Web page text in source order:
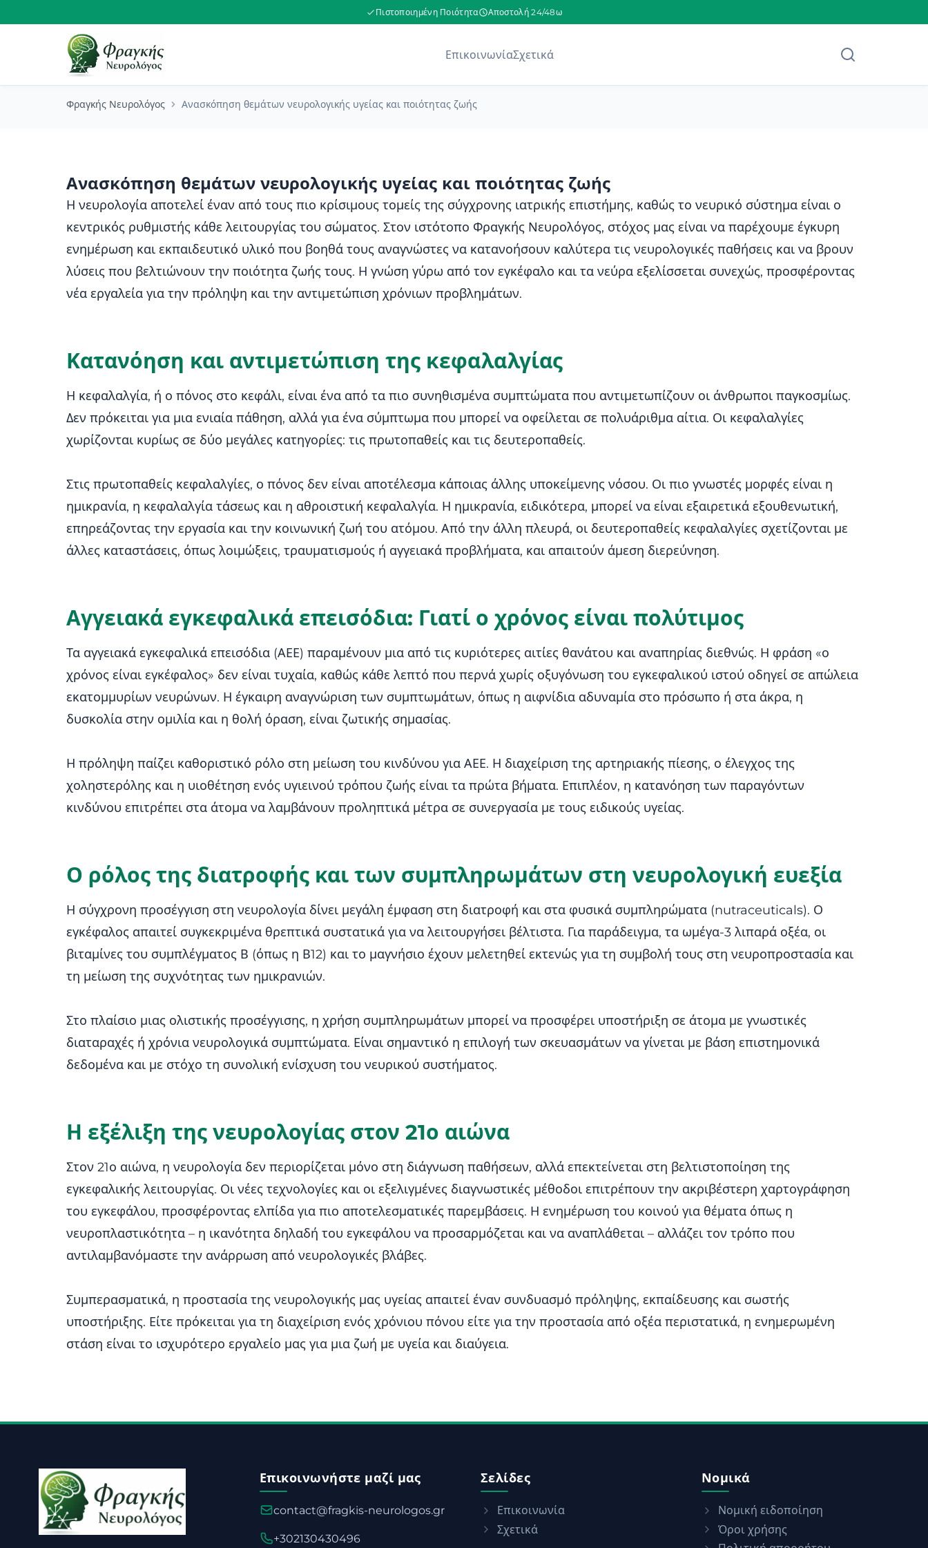
Πιστοποιημένη Ποιότητα Αποστολή 24/48ω
ΕπικοινωνίαΣχετικά
Φραγκής Νευρολόγος Ανασκόπηση θεμάτων νευρολογικής υγείας και ποιότητας ζωής
Ανασκόπηση θεμάτων νευρολογικής υγείας και ποιότητας ζωής
Η νευρολογία αποτελεί έναν από τους πιο κρίσιμους τομείς της σύγχρονης ιατρικής επιστήμης, καθώς το νευρικό σύστημα είναι ο
κεντρικός ρυθμιστής κάθε λειτουργίας του σώματος. Στον ιστότοπο Φραγκής Νευρολόγος, στόχος μας είναι να παρέχουμε έγκυρη
ενημέρωση και εκπαιδευτικό υλικό που βοηθά τους αναγνώστες να κατανοήσουν καλύτερα τις νευρολογικές παθήσεις και να βρουν
λύσεις που βελτιώνουν την ποιότητα ζωής τους. Η γνώση γύρω από τον εγκέφαλο και τα νεύρα εξελίσσεται συνεχώς, προσφέροντας
νέα εργαλεία για την πρόληψη και την αντιμετώπιση χρόνιων προβλημάτων.
Κατανόηση και αντιμετώπιση της κεφαλαλγίας
Η κεφαλαλγία, ή ο πόνος στο κεφάλι, είναι ένα από τα πιο συνηθισμένα συμπτώματα που αντιμετωπίζουν οι άνθρωποι παγκοσμίως.
Δεν πρόκειται για μια ενιαία πάθηση, αλλά για ένα σύμπτωμα που μπορεί να οφείλεται σε πολυάριθμα αίτια. Οι κεφαλαλγίες
χωρίζονται κυρίως σε δύο μεγάλες κατηγορίες: τις πρωτοπαθείς και τις δευτεροπαθείς.
Στις πρωτοπαθείς κεφαλαλγίες, ο πόνος δεν είναι αποτέλεσμα κάποιας άλλης υποκείμενης νόσου. Οι πιο γνωστές μορφές είναι η
ημικρανία, η κεφαλαλγία τάσεως και η αθροιστική κεφαλαλγία. Η ημικρανία, ειδικότερα, μπορεί να είναι εξαιρετικά εξουθενωτική,
επηρεάζοντας την εργασία και την κοινωνική ζωή του ατόμου. Από την άλλη πλευρά, οι δευτεροπαθείς κεφαλαλγίες σχετίζονται με
άλλες καταστάσεις, όπως λοιμώξεις, τραυματισμούς ή αγγειακά προβλήματα, και απαιτούν άμεση διερεύνηση.
Αγγειακά εγκεφαλικά επεισόδια: Γιατί ο χρόνος είναι πολύτιμος
Τα αγγειακά εγκεφαλικά επεισόδια (ΑΕΕ) παραμένουν μια από τις κυριότερες αιτίες θανάτου και αναπηρίας διεθνώς. Η φράση «ο
χρόνος είναι εγκέφαλος» δεν είναι τυχαία, καθώς κάθε λεπτό που περνά χωρίς οξυγόνωση του εγκεφαλικού ιστού οδηγεί σε απώλεια
εκατομμυρίων νευρώνων. Η έγκαιρη αναγνώριση των συμπτωμάτων, όπως η αιφνίδια αδυναμία στο πρόσωπο ή στα άκρα, η
δυσκολία στην ομιλία και η θολή όραση, είναι ζωτικής σημασίας.
Η πρόληψη παίζει καθοριστικό ρόλο στη μείωση του κινδύνου για ΑΕΕ. Η διαχείριση της αρτηριακής πίεσης, ο έλεγχος της
χοληστερόλης και η υιοθέτηση ενός υγιεινού τρόπου ζωής είναι τα πρώτα βήματα. Επιπλέον, η κατανόηση των παραγόντων
κινδύνου επιτρέπει στα άτομα να λαμβάνουν προληπτικά μέτρα σε συνεργασία με τους ειδικούς υγείας.
Ο ρόλος της διατροφής και των συμπληρωμάτων στη νευρολογική ευεξία
Η σύγχρονη προσέγγιση στη νευρολογία δίνει μεγάλη έμφαση στη διατροφή και στα φυσικά συμπληρώματα (nutraceuticals). Ο
εγκέφαλος απαιτεί συγκεκριμένα θρεπτικά συστατικά για να λειτουργήσει βέλτιστα. Για παράδειγμα, τα ωμέγα-3 λιπαρά οξέα, οι
βιταμίνες του συμπλέγματος Β (όπως η Β12) και το μαγνήσιο έχουν μελετηθεί εκτενώς για τη συμβολή τους στη νευροπροστασία και
τη μείωση της συχνότητας των ημικρανιών.
Στο πλαίσιο μιας ολιστικής προσέγγισης, η χρήση συμπληρωμάτων μπορεί να προσφέρει υποστήριξη σε άτομα με γνωστικές
διαταραχές ή χρόνια νευρολογικά συμπτώματα. Είναι σημαντικό η επιλογή των σκευασμάτων να γίνεται με βάση επιστημονικά
δεδομένα και με στόχο τη συνολική ενίσχυση του νευρικού συστήματος.
Η εξέλιξη της νευρολογίας στον 21ο αιώνα
Στον 21ο αιώνα, η νευρολογία δεν περιορίζεται μόνο στη διάγνωση παθήσεων, αλλά επεκτείνεται στη βελτιστοποίηση της
εγκεφαλικής λειτουργίας. Οι νέες τεχνολογίες και οι εξελιγμένες διαγνωστικές μέθοδοι επιτρέπουν την ακριβέστερη χαρτογράφηση
του εγκεφάλου, προσφέροντας ελπίδα για πιο αποτελεσματικές παρεμβάσεις. Η ενημέρωση του κοινού για θέματα όπως η
νευροπλαστικότητα – η ικανότητα δηλαδή του εγκεφάλου να προσαρμόζεται και να αναπλάθεται – αλλάζει τον τρόπο που
αντιλαμβανόμαστε την ανάρρωση από νευρολογικές βλάβες.
Συμπερασματικά, η προστασία της νευρολογικής μας υγείας απαιτεί έναν συνδυασμό πρόληψης, εκπαίδευσης και σωστής
υποστήριξης. Είτε πρόκειται για τη διαχείριση ενός χρόνιου πόνου είτε για την προστασία από οξέα περιστατικά, η ενημερωμένη
στάση είναι το ισχυρότερο εργαλείο μας για μια ζωή με υγεία και διαύγεια.
Επικοινωνήστε μαζί μας
contact@fragkis-neurologos.gr
+302130430496
Σελίδες
Επικοινωνία
Σχετικά
Νομικά
Νομική ειδοποίηση
Όροι χρήσης